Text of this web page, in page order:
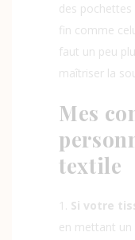
des pochettes
fin comme
faut un peu
maîtriser la
Mes
textile
Si votre
en mettant